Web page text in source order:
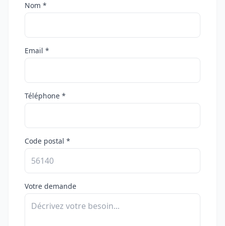
Nom *
Email *
Téléphone *
Code postal *
Votre demande